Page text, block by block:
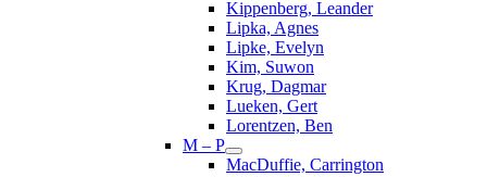
Kippenberg, Leander
Lipka, Agnes
Lipke, Evelyn
Kim, Suwon
Krug, Dagmar
Lueken, Gert
Lorentzen, Ben
M – P
MacDuffie, Carrington